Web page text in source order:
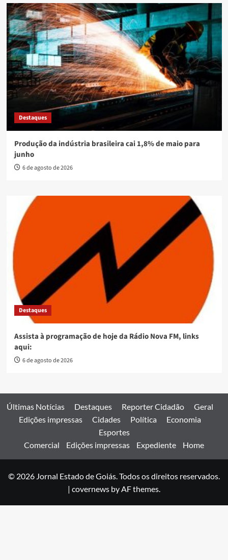
Destaques
Produção da indústria brasileira cai 1,8% de maio para
junho
6 de agosto de 2026
Destaques
Assista à programação de hoje da Rádio Nova FM, links
aqui:
6 de agosto de 2026
Últimas Notícias Destaques Reporter Cidadão
Geral
Edições impressas
Cidades Política
Economia
Esportes
Comercial
Edições impressas Expediente Home
© 2026 Jornal Estado de Goiás. Todos os direitos reservados.
| covernews by AF themes.